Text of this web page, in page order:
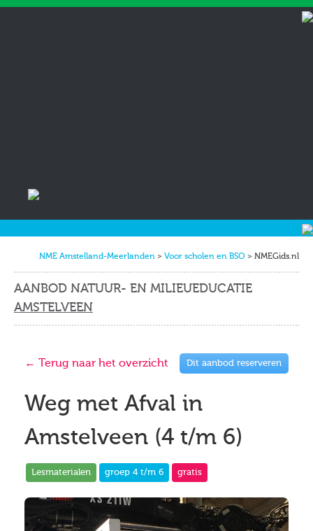
Skip
NME Amstelland-Meerlanden > Voor scholen en BSO > NMEGids.nl
AANBOD NATUUR- EN MILIEUEDUCATIE
AMSTELVEEN
← Terug naar het overzicht Dit aanbod reserveren
Weg met Afval in
Amstelveen (4 t/m 6)
Lesmaterialen groep 4 t/m 6 gratis